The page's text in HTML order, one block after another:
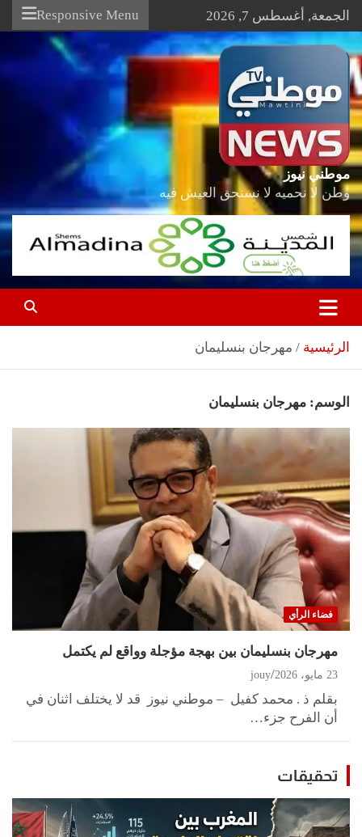
Skip
content
الجمعة, أغسطس 7, 2026 Responsive Menu
موطني نيوز
وطن لا نحميه لا نستحق العيش فيه
الرئيسية مهرجان بنسليمان
الوسم: مهرجان بنسليمان
فضاء الرأي
مهرجان بنسليمان بين بهجة مؤجلة وواقع لم يكتمل
23 مايو، 2026 jouy
بقلم ذ . محمد كفيل – موطني نيوز قد لا يختلف اثنان في
أن الفرح جزء…
تحقيقات